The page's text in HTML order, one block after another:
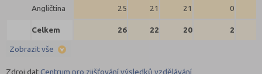
Angličtina 25 21 21 0
Celkem 26 22 20 2
Zobrazit vše
Zdroj datCentrum pro zjišťování výsledků vzdělávání